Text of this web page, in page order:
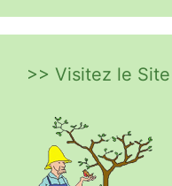
>> Visitez le